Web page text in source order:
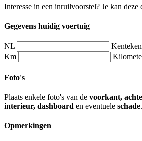
Interesse in een inruilvoorstel? Je kan deze
Gegevens huidig voertuig
NL
Kenteken
Km
Foto's
Plaats enkele foto's van de voorkant,
interieur, dashboard en eventuele schade.
Opmerkingen